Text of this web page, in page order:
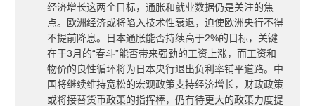
经济增长这两个目标，通胀和就业数据仍是关注的焦
点。欧洲经济或将陷入技术性衰退，迫使欧洲央行不得
不提前降息。日本通胀能否持续高于2%的目标，关键
在于3月的“春斗”能否带来强劲的工资上涨，而工资和
物价的良性循环将为日本央行退出负利率铺平道路。中
国将继续维持宽松的宏观政策支持经济增长，财政政策
或将接替货币政策的指挥棒，仍有待更大的政策力度提